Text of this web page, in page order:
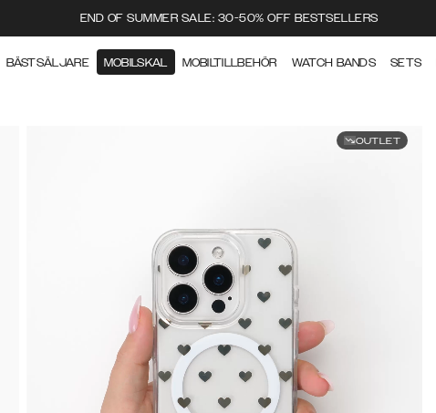
END OF SUMMER SALE: 30-50% OFF BESTSELLERS
BÄSTSÄLJARE MOBILSKAL MOBILTILLBEHÖR WATCH BANDS SETS
OUTLET